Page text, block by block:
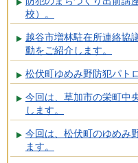
校）。
越谷市増林駐在所連絡協
動をご紹介します。
松伏町ゆめみ野防犯パト
今回は、草加市の栄町中
します。
今回は、松伏町のゆめみ
ます。